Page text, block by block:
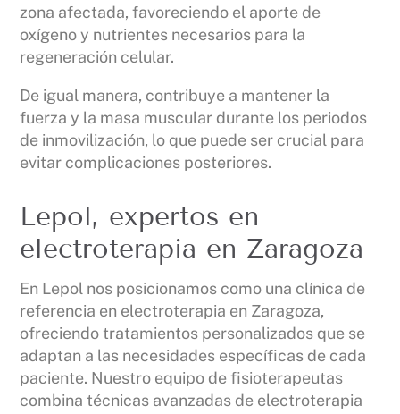
zona afectada, favoreciendo el aporte de
oxígeno y nutrientes necesarios para la
regeneración celular.
De igual manera, contribuye a mantener la
fuerza y la masa muscular durante los periodos
de inmovilización, lo que puede ser crucial para
evitar complicaciones posteriores.
Lepol, expertos en
electroterapia en Zaragoza
En Lepol nos posicionamos como una clínica de
referencia en electroterapia en Zaragoza,
ofreciendo tratamientos personalizados que se
adaptan a las necesidades específicas de cada
paciente. Nuestro equipo de fisioterapeutas
combina técnicas avanzadas de electroterapia